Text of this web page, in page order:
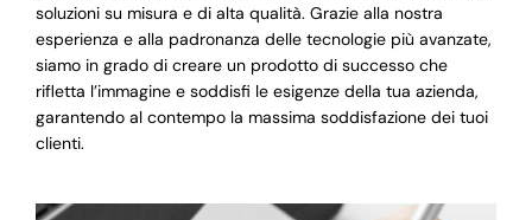
soluzioni su misura e di alta qualità. Grazie alla nostra
esperienza e alla padronanza delle tecnologie più avanzate,
siamo in grado di creare un prodotto di successo che
rifletta l’immagine e soddisfi le esigenze della tua azienda,
garantendo al contempo la massima soddisfazione dei tuoi
clienti.